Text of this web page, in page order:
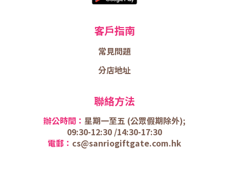
客戶指南
常見問題
分店地址
聯絡方法
辦公時間： 星期一至五 (公眾假期除外);
09:30-12:30 /14:30-17:30
電郵： cs@sanriogiftgate.com.hk